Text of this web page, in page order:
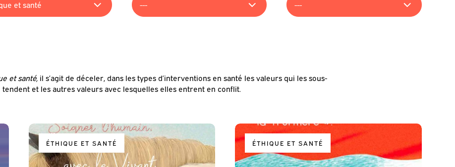
et santé, il s’agit de déceler, dans les types d’interventions en santé les valeurs qui les sous-
tendent et les autres valeurs avec lesquelles elles entrent en conflit.
ÉTHIQUE ET SANTÉ ÉTHIQUE ET SANTÉ